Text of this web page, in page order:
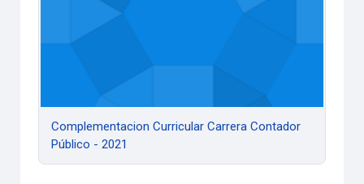
Complementacion Curricular Carrera Contador
Público - 2021